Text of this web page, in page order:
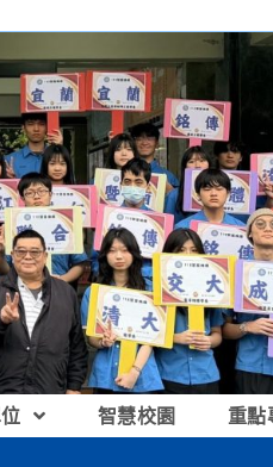
智慧校園 重點